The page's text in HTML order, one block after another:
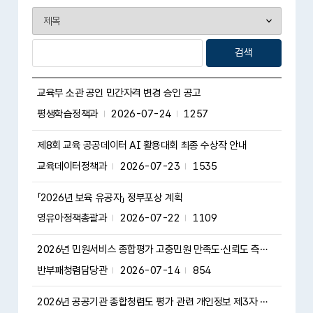
검색
교육부 소관 공인 민간자격 변경 승인 공고
평생학습정책과
2026-07-24 1257
제8회 교육 공공데이터 AI 활용대회 최종 수상작 안내
교육데이터정책과
2026-07-23 1535
「2026년 보육 유공자」 정부포상 계획
영유아정책총괄과
2026-07-22 1109
2026년 민원서비스 종합평가 고충민원 만족도·신뢰도 측정을 위한 개인정보 제3자 제공사항 알림
반부패청렴담당관
2026-07-14 854
2026년 공공기관 종합청렴도 평가 관련 개인정보 제3자 제공사항 알림